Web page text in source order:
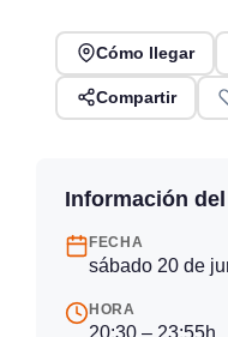
Cómo llegar
Compartir
Información
FECHA
sábado 20 de
HORA
20:30 – 23:55h